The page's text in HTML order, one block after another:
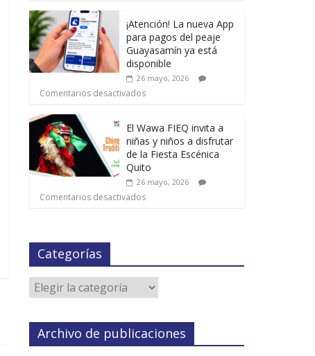
¡Atención! La nueva App
para pagos del peaje
Guayasamín ya está
disponible
26 mayo, 2026
Comentarios desactivados
El Wawa FIEQ invita a
niñas y niños a disfrutar
de la Fiesta Escénica
Quito
26 mayo, 2026
Comentarios desactivados
Categorías
Archivo de publicaciones